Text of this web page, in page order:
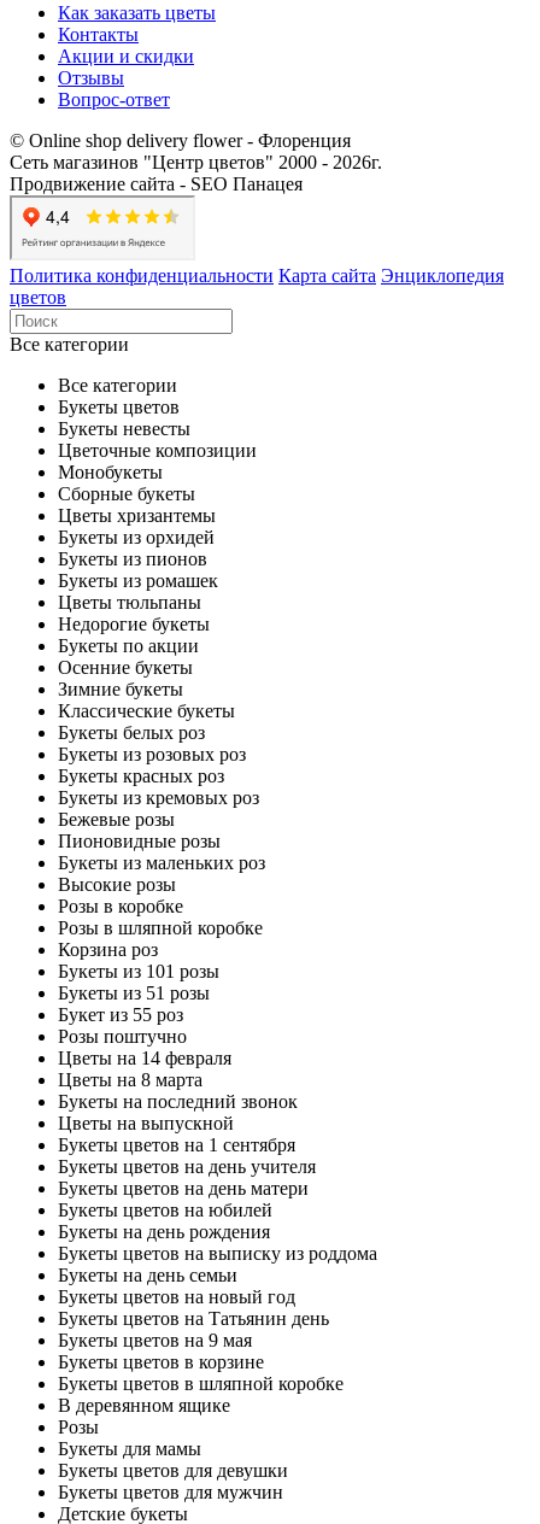
Как заказать цветы
Контакты​
Акции и скидки
Отзывы
Вопрос-ответ
© Online shop delivery flower - Флоренция
Сеть магазинов "Центр цветов" 2000 ‐ 2026г.
Продвижение сайта - SEO Панацея
Политика конфиденциальности Карта сайта Энциклопедия
цветов
Все категории
Все категории
Букеты цветов
Букеты невесты
Цветочные композиции
Монобукеты
Сборные букеты
Цветы хризантемы
Букеты из орхидей
Букеты из пионов
Букеты из ромашек
Цветы тюльпаны
Недорогие букеты
Букеты по акции
Осенние букеты
Зимние букеты
Классические букеты
Букеты белых роз
Букеты из розовых роз
Букеты красных роз
Букеты из кремовых роз
Бежевые розы
Пионовидные розы
Букеты из маленьких роз
Высокие розы
Розы в коробке
Розы в шляпной коробке
Корзина роз
Букеты из 101 розы
Букеты из 51 розы
Букет из 55 роз
Розы поштучно
Цветы на 14 февраля
Цветы на 8 марта
Букеты на последний звонок
Цветы на выпускной
Букеты цветов на 1 сентября
Букеты цветов на день учителя
Букеты цветов на день матери
Букеты цветов на юбилей
Букеты на день рождения
Букеты цветов на выписку из роддома
Букеты на день семьи
Букеты цветов на новый год
Букеты цветов на Татьянин день
Букеты цветов на 9 мая
Букеты цветов в корзине
Букеты цветов в шляпной коробке
В деревянном ящике
Розы
Букеты для мамы
Букеты цветов для девушки
Букеты цветов для мужчин
Детские букеты